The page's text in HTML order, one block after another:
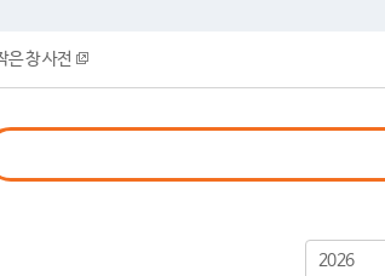
은 창 사전
2026